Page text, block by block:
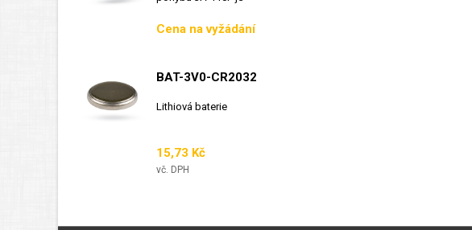
Cena
Cena na vyžádání
BAT-3V0-CR2032
Lithiová baterie
Cena
15,73 Kč
vč. DPH